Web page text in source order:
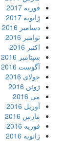
فوریه 2017
ژانویه 2017
دسامبر 2016
نوامبر 2016
اکتبر 2016
سپتامبر 2016
آگوست 2016
جولای 2016
ژوئن 2016
می 2016
آوریل 2016
مارس 2016
فوریه 2016
ژانویه 2016